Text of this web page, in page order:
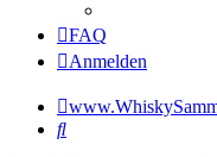
FAQ
Anmelden
Suche